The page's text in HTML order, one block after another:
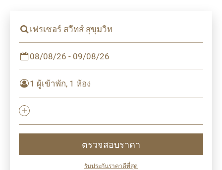
เฟรเซอร์ สวีทส์ สุขุมวิท
08/08/26 - 09/08/26
1 ผู้เข้าพัก, 1 ห้อง
ตรวจสอบราคา
รับประกันราคาดีที่สุด